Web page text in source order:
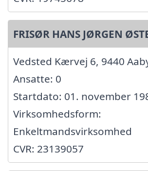
FRISØR HANS JØRGEN
Vedsted Kærvej 6, 9440
Ansatte: 0
Startdato: 01. november
Virksomhedsform:
Enkeltmandsvirksomhed
CVR: 23139057